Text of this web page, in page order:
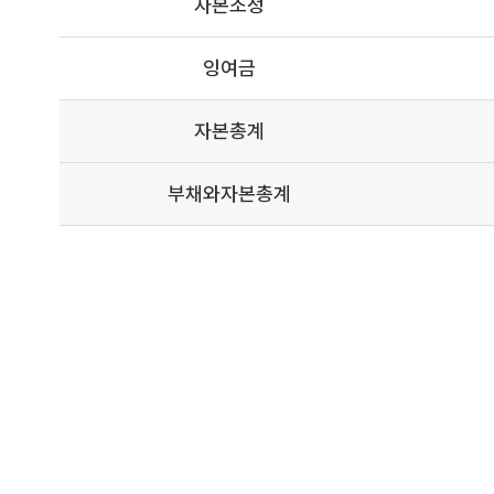
자본조정
잉여금
자본총계
부채와자본총계